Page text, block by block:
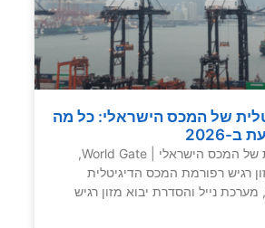
של המכס הישראלי: כל מה
2026
המהפכה הדיגיטלית של המכס הישראלי | World Gate,
רגיש רפורמת המכס הדיגיטלית